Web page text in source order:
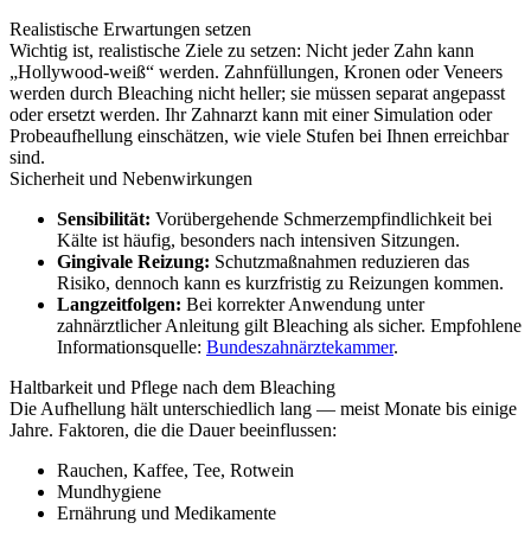
Realistische Erwartungen setzen
Wichtig ist, realistische Ziele zu setzen: Nicht jeder Zahn kann
„Hollywood-weiß“ werden. Zahnfüllungen, Kronen oder Veneers
werden durch Bleaching nicht heller; sie müssen separat angepasst
oder ersetzt werden. Ihr Zahnarzt kann mit einer Simulation oder
Probeaufhellung einschätzen, wie viele Stufen bei Ihnen erreichbar
sind.
Sicherheit und Nebenwirkungen
Sensibilität: Vorübergehende Schmerzempfindlichkeit bei
Kälte ist häufig, besonders nach intensiven Sitzungen.
Gingivale Reizung: Schutzmaßnahmen reduzieren das
Risiko, dennoch kann es kurzfristig zu Reizungen kommen.
Langzeitfolgen: Bei korrekter Anwendung unter
zahnärztlicher Anleitung gilt Bleaching als sicher. Empfohlene
Informationsquelle: Bundeszahnärztekammer.
Haltbarkeit und Pflege nach dem Bleaching
Die Aufhellung hält unterschiedlich lang — meist Monate bis einige
Jahre. Faktoren, die die Dauer beeinflussen:
Rauchen, Kaffee, Tee, Rotwein
Mundhygiene
Ernährung und Medikamente